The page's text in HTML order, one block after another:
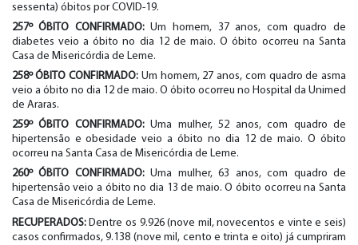
sessenta) óbitos por COVID-19.
257º ÓBITO CONFIRMADO:Um homem, 37 anos, com quadro de
diabetes veio a óbito no dia 12 de maio. O óbito ocorreu na Santa
Casa de Misericórdia de Leme.
258º ÓBITO CONFIRMADO: Um homem, 27 anos, com quadro de asma
veio a óbito no dia 12 de maio. O óbito ocorreu no Hospital da Unimed
de Araras.
259º ÓBITO CONFIRMADO:Uma mulher, 52 anos, com quadro de
hipertensão e obesidade veio a óbito no dia 12 de maio. O óbito
ocorreu na Santa Casa de Misericórdia de Leme.
260º ÓBITO CONFIRMADO:Uma mulher, 63 anos, com quadro de
hipertensão veio a óbito no dia 13 de maio. O óbito ocorreu na Santa
Casa de Misericórdia de Leme.
RECUPERADOS:Dentre os 9.926 (nove mil, novecentos e vinte e seis)
casos confirmados, 9.138 (nove mil, cento e trinta e oito) já cumpriram